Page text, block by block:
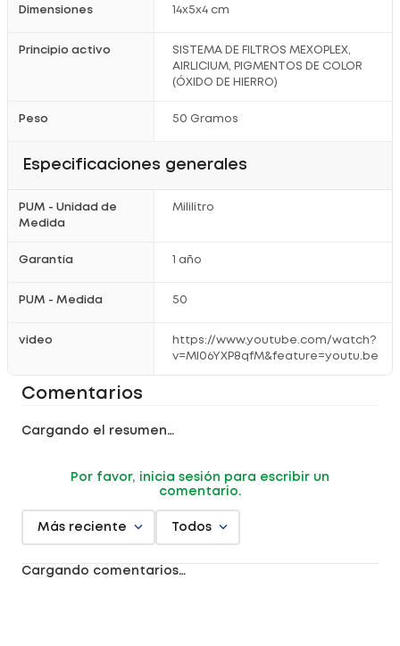
Unificación de Tono Natural:Disimula imperfecciones ligeras y
Fórmula de Alta Tolerancia: Apta para pieles grasas
propensas a imperfecciones y sensiblemente delicadas.
Registro Sanitario: NSOC56719-22PE
Dimensiones 14x5x4 cm
Principio activo
SISTEMA DE FILTROS MEXOPLEX,
AIRLICIUM, PIGMENTOS DE COLOR
(ÓXIDO DE HIERRO)
Peso 50 Gramos
Especificaciones generales
PUM - Unidad de
Medida
Mililitro
Garantía 1 año
PUM - Medida 50
video
https://www.youtube.com/watch?
v=MI06YXP8qfM&feature=youtu.be
Comentarios
Cargando el resumen…
Por favor, inicia sesión para escribir un
comentario.
Más reciente Todos
Cargando comentarios…